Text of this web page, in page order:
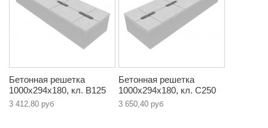
Бетонная решетка
1000х294х180, кл. B125
3 412,80 руб
Бетонная решетка
1000х294х180, кл. С250
3 650,40 руб